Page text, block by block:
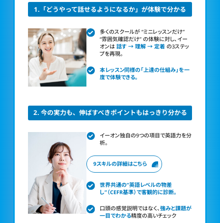
1.「どうやって話せるようになるか」が体験で分かる
多くのスクールが “ミニレッスンだけ”
“雰囲気確認だけ”の体験に対し、イー
オンは話す → 理解 → 定着 の3ステッ
プを再現。
本レッスン同様の「上達の仕組み」を一
度で体験できる。
2. 今の実力も、伸ばすべきポイントもはっきり分かる
イーオン独自の9つの項目で英語力を分
析。
9スキルの詳細はこちら
世界共通の“英語レベルの物差
し”（CEFR基準）で客観的に診断。
口頭の感覚説明ではなく、強みと課題が
一目でわかる精度の高いチェック